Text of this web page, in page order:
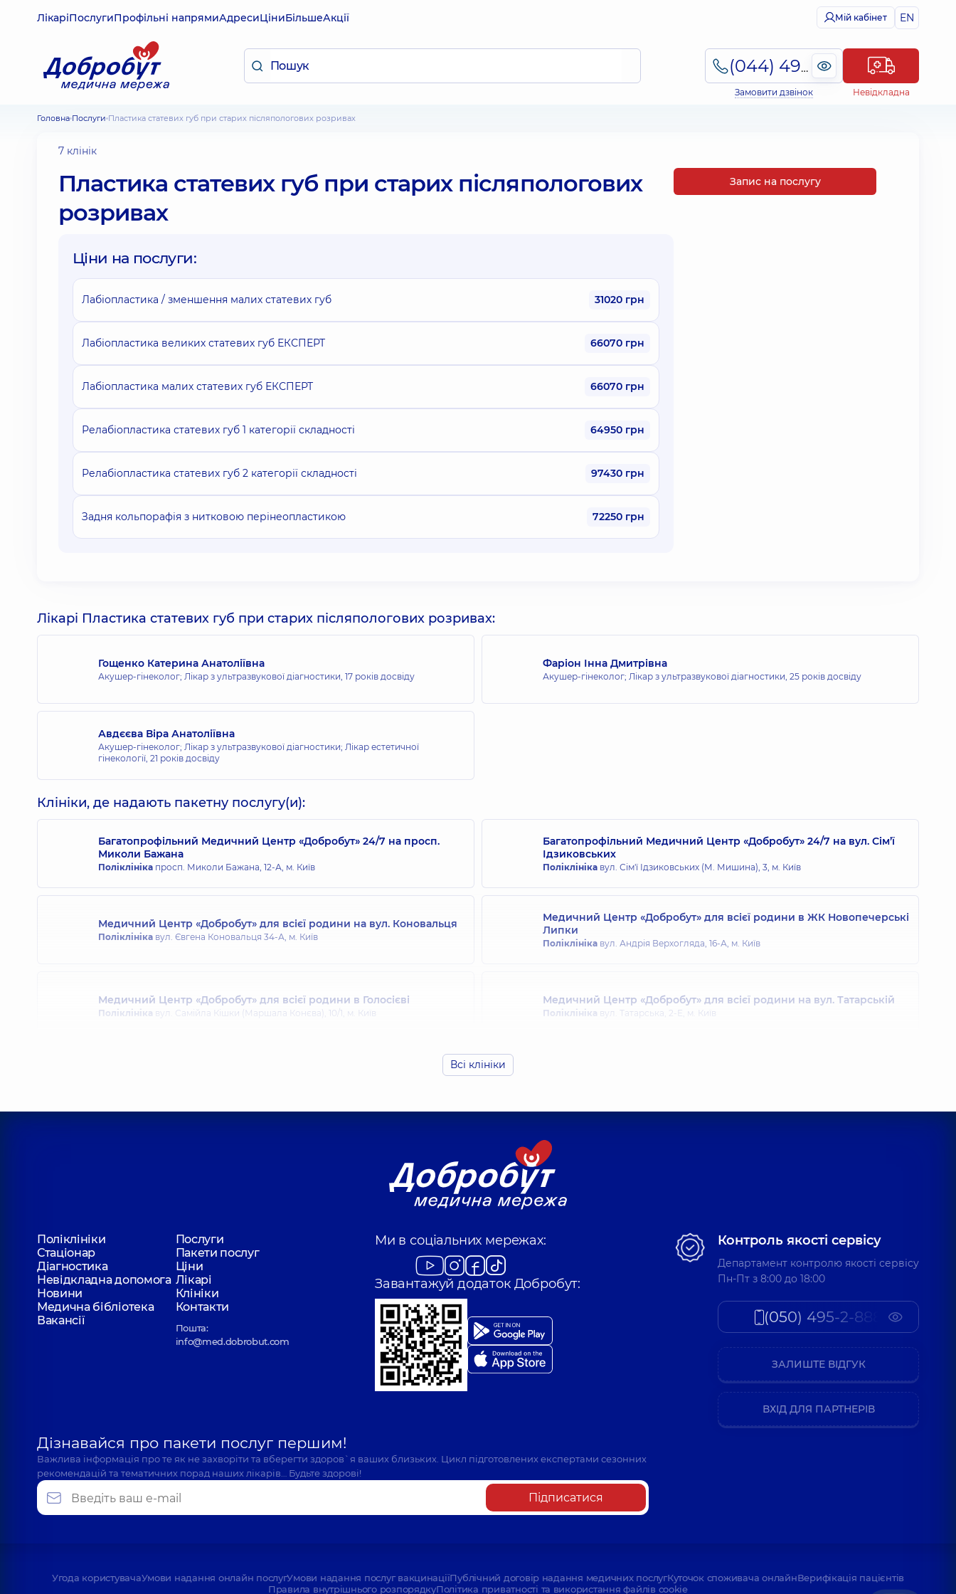
ЛікаріПослугиПрофільні напрямиАдресиЦіниБільшеАкції Мій кабінет EN
(044) 495-2-888
Замовити дзвінок Невідкладна
Головна Послуги Пластика статевих губ при старих післяпологових розривах
7 клінік
Пластика статевих губ при старих післяпологових
розривах
Ціни на послуги:
Лабіопластика / зменшення малих статевих губ 31020 грн
Лабіопластика великих статевих губ ЕКСПЕРТ 66070 грн
Лабіопластика малих статевих губ ЕКСПЕРТ 66070 грн
Релабіопластика статевих губ 1 категорії складності 64950 грн
Релабіопластика статевих губ 2 категорії складності 97430 грн
Задня кольпорафія з нитковою перінеопластикою 72250 грн
Запис на послугу
Лікарі Пластика статевих губ при старих післяпологових розривах:
Гощенко Катерина Анатоліївна
Акушер-гінеколог; Лікар з ультразвукової діагностики, 17 років досвіду
Фаріон Інна Дмитрівна
Акушер-гінеколог; Лікар з ультразвукової діагностики, 25 років досвіду
Авдєєва Віра Анатоліївна
Акушер-гінеколог; Лікар з ультразвукової діагностики; Лікар естетичної
гінекології, 21 років досвіду
Клініки, де надають пакетну послугу(и):
Багатопрофільний Медичний Центр «Добробут» 24/7 на просп.
Миколи Бажана
Поліклініка просп. Миколи Бажана, 12-А, м. Київ
Багатопрофільний Медичний Центр «Добробут» 24/7 на вул. Сім’ї
Ідзиковських
Поліклініка вул. Сім'ї Ідзиковських (М. Мишина), 3, м. Київ
Медичний Центр «Добробут» для всієї родини на вул. Коновальця
Поліклініка вул. Євгена Коновальця 34-А, м. Київ
Медичний Центр «Добробут» для всієї родини в ЖК Новопечерські
Липки
Поліклініка вул. Андрія Верхогляда, 16-А, м. Київ
Медичний Центр «Добробут» для всієї родини в Голосієві
Поліклініка вул. Самійла Кішки (Маршала Конєва), 10/1, м. Київ
Медичний Центр «Добробут» для всієї родини на вул. Татарській
Поліклініка вул. Татарська, 2-Е, м. Київ
Всі клініки
Поліклініки
Послуги
Стаціонар
Пакети послуг
Діагностика
Ціни
Невідкладна допомога Лікарі
Новини
Клініки
Медична бібліотека
Контакти
Вакансії
Пошта:
info@med.dobrobut.com
Ми в соціальних мережах:
Завантажуй додаток Добробут:
Дізнавайся про пакети послуг першим!
Важлива інформація про те як не захворіти та вберегти здоров`я ваших близьких. Цикл підготовлених експертами сезонних
рекомендацій та тематичних порад наших лікарів… Будьте здорові!
Підписатися
Контроль якості сервісу
Департамент контролю якості сервісу
Пн-Пт з 8:00 до 18:00
(050) 495-2-888
ЗАЛИШТЕ ВІДГУК
ВХІД ДЛЯ ПАРТНЕРІВ
Угода користувачаУмови надання онлайн послугУмови надання послуг вакцинаціїПублічний договір надання медичних послугКуточок споживача онлайнВерифікація пацієнтів
Правила внутрішнього розпорядкуПолітика приватності та використання файлів cookie